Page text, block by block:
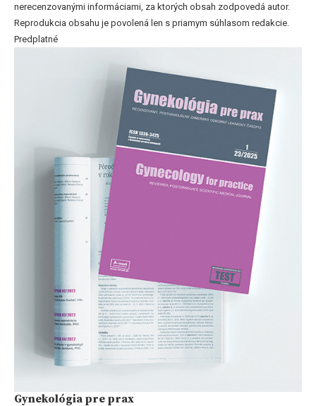
nerecenzovanými informáciami, za ktorých obsah zodpovedá autor.
Reprodukcia obsahu je povolená len s priamym súhlasom redakcie.
Predplatné
Gynekológia pre prax